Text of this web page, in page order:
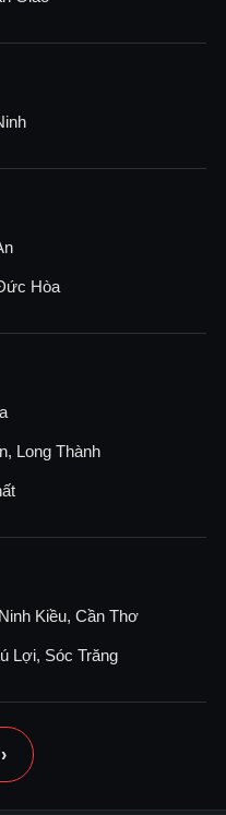
Hòa
Long Thành
Kiều, Cần Thơ
Lợi, Sóc Trăng